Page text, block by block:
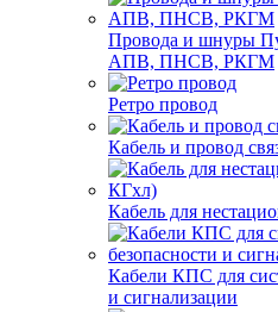
Провода и шнуры
АПВ, ПНСВ, РКГМ
Ретро провод
Кабель и провод
Кабель для
Кабели КПС для
и сигнализации